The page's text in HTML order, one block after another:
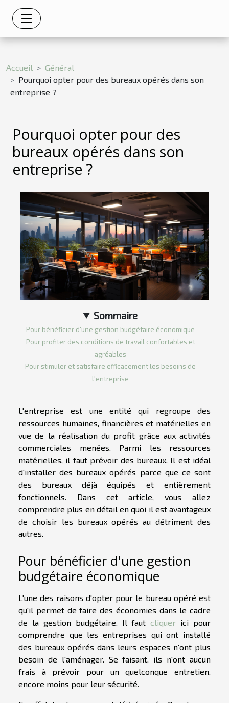
Accueil
Général
Pourquoi opter pour des bureaux opérés dans son
entreprise ?
Pourquoi opter pour des
bureaux opérés dans son
entreprise ?
Sommaire
Pour bénéficier d'une gestion budgétaire économique
Pour profiter des conditions de travail confortables et
agréables
Pour stimuler et satisfaire efficacement les besoins de
l'entreprise
L'entreprise est une entité qui regroupe des
ressources humaines, financières et matérielles en
vue de la réalisation du profit grâce aux activités
commerciales menées. Parmi les ressources
matérielles, il faut prévoir des bureaux. Il est idéal
d'installer des bureaux opérés parce que ce sont
des bureaux déjà équipés et entièrement
fonctionnels. Dans cet article, vous allez
comprendre plus en détail en quoi il est avantageux
de choisir les bureaux opérés au détriment des
autres.
Pour bénéficier d'une gestion
budgétaire économique
L'une des raisons d'opter pour le bureau opéré est
qu'il permet de faire des économies dans le cadre
de la gestion budgétaire. Il fautcliquer ici pour
comprendre que les entreprises qui ont installé
des bureaux opérés dans leurs espaces n'ont plus
besoin de l'aménager. Se faisant, ils n'ont aucun
frais à prévoir pour un quelconque entretien,
encore moins pour leur sécurité.